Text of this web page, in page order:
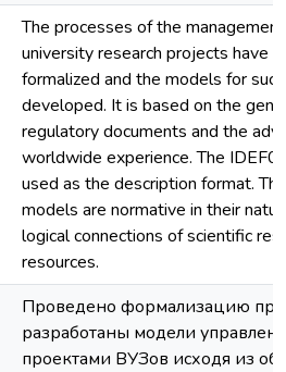
The processes of the
university research projects have
formalized and the models for
developed. It is based on the
regulatory documents and the
worldwide experience. The IDEF0
used as the description format.
models are normative in their
logical connections of scientific
resources.
Проведено формализацию
разработаны модели
проектами ВУЗов исходя из